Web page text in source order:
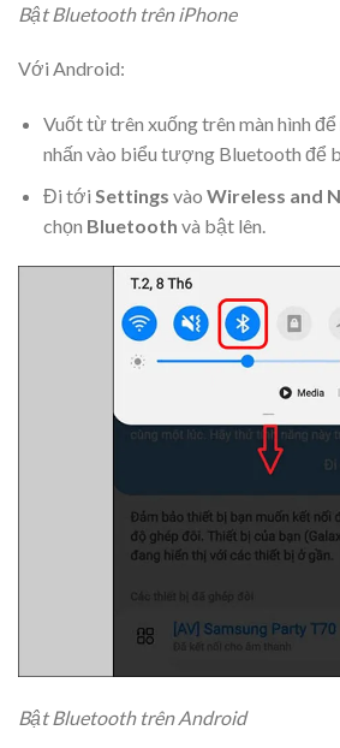
Bật Bluetooth trên iPhone
Với Android:
Vuốt từ trên xuống trên màn hình để
nhấn vào biểu tượng Bluetooth để
Đi tới Settings vào Wireless and
chọn Bluetooth và bật lên.
Bật Bluetooth trên Android